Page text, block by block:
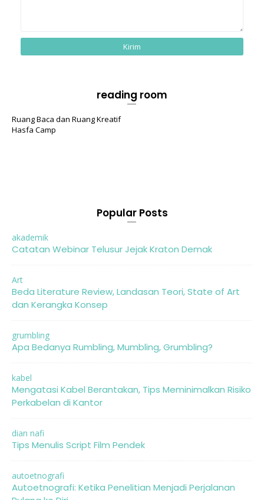
reading room
Ruang Baca dan Ruang Kreatif
Hasfa Camp
Popular Posts
akademik
Catatan Webinar Telusur Jejak Kraton Demak
Art
Beda Literature Review, Landasan Teori, State of Art
dan Kerangka Konsep
grumbling
Apa Bedanya Rumbling, Mumbling, Grumbling?
kabel
Mengatasi Kabel Berantakan, Tips Meminimalkan Risiko
Perkabelan di Kantor
dian nafi
Tips Menulis Script Film Pendek
autoetnografi
Autoetnografi: Ketika Penelitian Menjadi Perjalanan